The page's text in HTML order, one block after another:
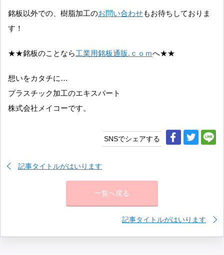
銘板以外での、樹脂加工のお問い合わせもお待ちしておりま
す！
★★銘板のことなら工業用銘板通販.ｃｏｍへ★★
想いをカタチに…
プラスチック加工のエキスパート
株式会社メイコーです。
SNSでシェアする
記事タイトルがはいります
一覧へ戻る
記事タイトルがはいります